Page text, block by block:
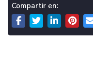
Compartir en: